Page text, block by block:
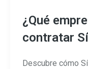
¿Qué
contratar
Descubre cómo